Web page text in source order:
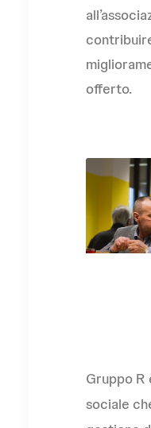
offerto.
Gruppo R
sociale